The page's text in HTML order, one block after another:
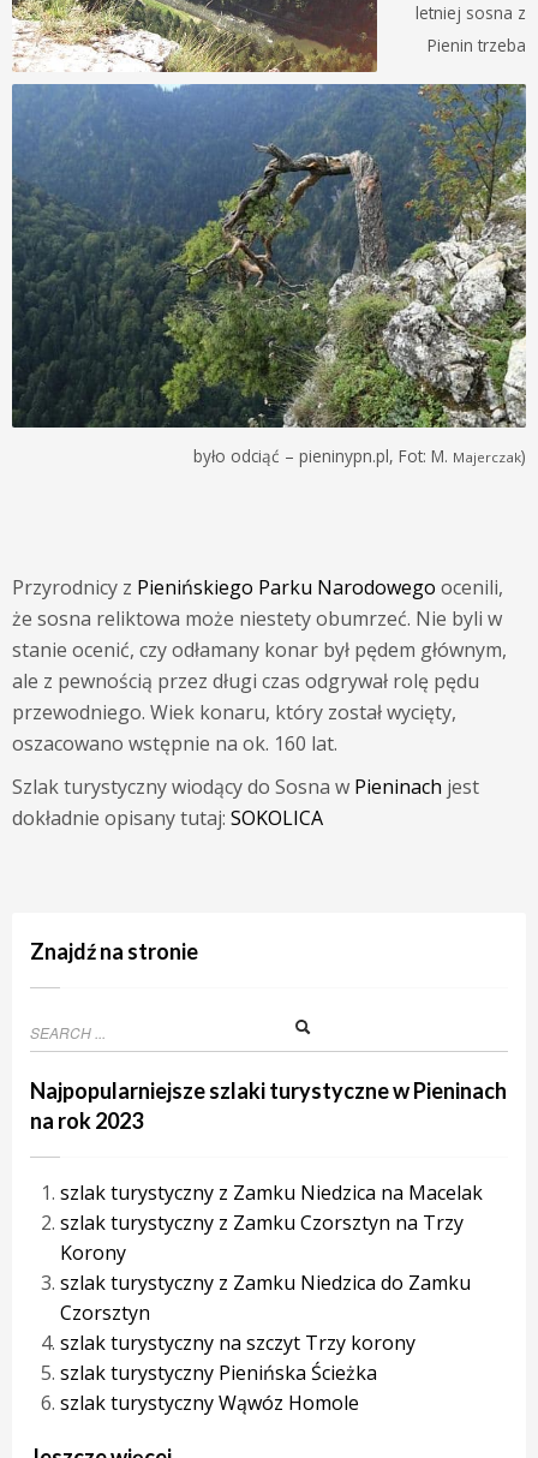
letniej sosna z
Pienin trzeba
było odciąć – pieninypn.pl, Fot: M. Majerczak)
Przyrodnicy z Pienińskiego Parku Narodowego ocenili,
że sosna reliktowa może niestety obumrzeć. Nie byli w
stanie ocenić, czy odłamany konar był pędem głównym,
ale z pewnością przez długi czas odgrywał rolę pędu
przewodniego. Wiek konaru, który został wycięty,
oszacowano wstępnie na ok. 160 lat.
Szlak turystyczny wiodący do Sosna w Pieninach jest
dokładnie opisany tutaj: SOKOLICA
Znajdź na stronie
Najpopularniejsze szlaki turystyczne w Pieninach
na rok 2023
szlak turystyczny z Zamku Niedzica na Macelak
szlak turystyczny z Zamku Czorsztyn na Trzy
Korony
szlak turystyczny z Zamku Niedzica do Zamku
Czorsztyn
szlak turystyczny na szczyt Trzy korony
szlak turystyczny Pienińska Ścieżka
szlak turystyczny Wąwóz Homole